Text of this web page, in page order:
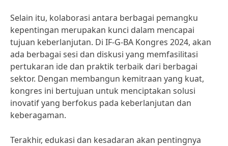
Selain itu, kolaborasi antara berbagai pemangku
kepentingan merupakan kunci dalam mencapai
tujuan keberlanjutan. Di IF-G-BA Kongres 2024, akan
ada berbagai sesi dan diskusi yang memfasilitasi
pertukaran ide dan praktik terbaik dari berbagai
sektor. Dengan membangun kemitraan yang kuat,
kongres ini bertujuan untuk menciptakan solusi
inovatif yang berfokus pada keberlanjutan dan
keberagaman.
Terakhir, edukasi dan kesadaran akan pentingnya